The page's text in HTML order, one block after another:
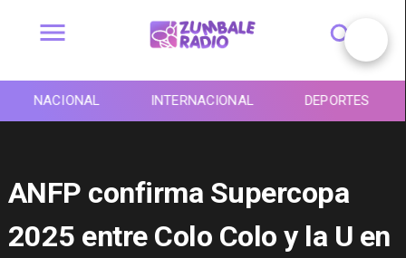
NACIONAL INTERNACIONAL DEPORTES
ANFP confirma Supercopa
2025 entre Colo Colo y la U en